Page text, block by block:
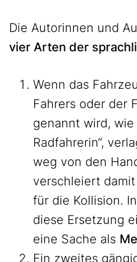
Die Autorinnen und
vier Arten der
Wenn das
Fahrers oder der
genannt wird,
Radfahrerin“,
weg von den
verschleiert
für die Kollision.
diese Ersetzung
eine Sache als
Ein zweites